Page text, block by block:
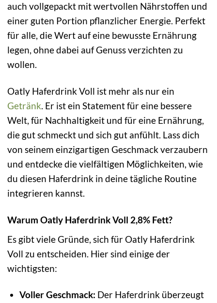
auch vollgepackt mit wertvollen Nährstoffen und
einer guten Portion pflanzlicher Energie. Perfekt
für alle, die Wert auf eine bewusste Ernährung
legen, ohne dabei auf Genuss verzichten zu
wollen.
Oatly Haferdrink Voll ist mehr als nur ein
Getränk. Er ist ein Statement für eine bessere
Welt, für Nachhaltigkeit und für eine Ernährung,
die gut schmeckt und sich gut anfühlt. Lass dich
von seinem einzigartigen Geschmack verzaubern
und entdecke die vielfältigen Möglichkeiten, wie
du diesen Haferdrink in deine tägliche Routine
integrieren kannst.
Warum Oatly Haferdrink Voll 2,8% Fett?
Es gibt viele Gründe, sich für Oatly Haferdrink
Voll zu entscheiden. Hier sind einige der
wichtigsten:
Voller Geschmack: Der Haferdrink überzeugt